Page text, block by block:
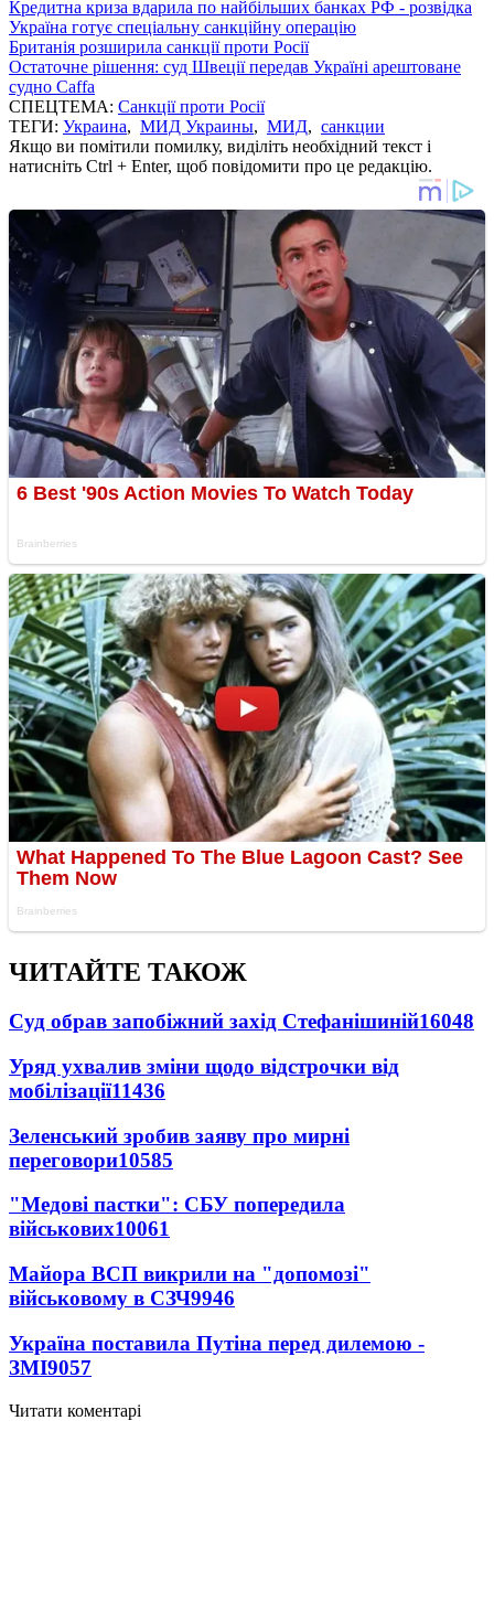
Кредитна криза вдарила по найбільших банках РФ - розвідка
Україна готує спеціальну санкційну операцію
Британія розширила санкції проти Росії
Остаточне рішення: суд Швеції передав Україні арештоване
судно Caffa
СПЕЦТЕМА: Санкції проти Росії
ТЕГИ: Украина, МИД Украины, МИД, санкции
Якщо ви помітили помилку, виділіть необхідний текст і
натисніть Ctrl + Enter, щоб повідомити про це редакцію.
ЧИТАЙТЕ ТАКОЖ
Суд обрав запобіжний захід Стефанішиній16048
Уряд ухвалив зміни щодо відстрочки від
мобілізації11436
Зеленський зробив заяву про мирні
переговори10585
"Медові пастки": СБУ попередила
військових10061
Майора ВСП викрили на "допомозі"
військовому в СЗЧ9946
Україна поставила Путіна перед дилемою -
ЗМІ9057
Читати коментарі